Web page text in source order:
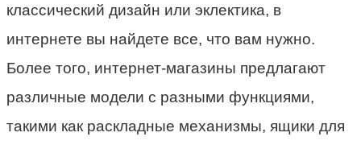
классический дизайн или эклектика, в
интернете вы найдете все, что вам нужно.
Более того, интернет-магазины предлагают
различные модели с разными функциями,
такими как раскладные механизмы, ящики для